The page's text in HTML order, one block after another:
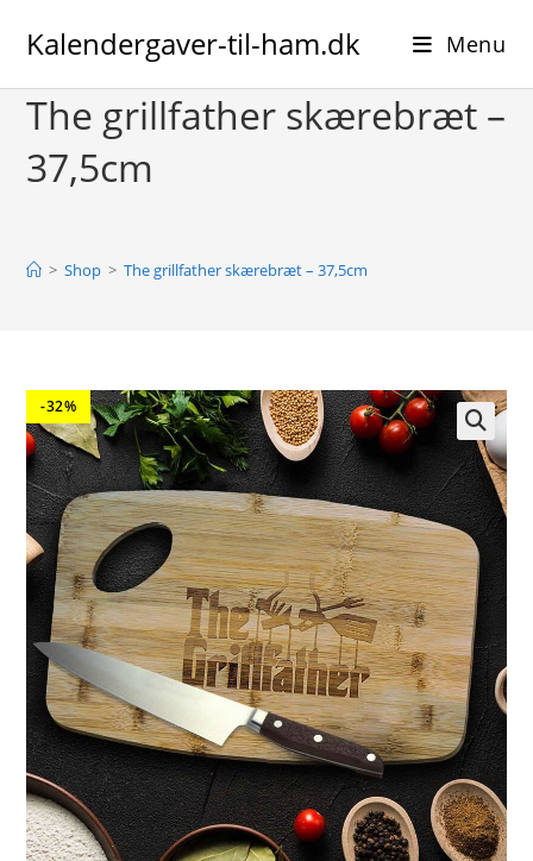
Kalendergaver-til-ham.dk Menu
The grillfather skærebræt –
37,5cm
> Shop > The grillfather skærebræt – 37,5cm
-32%
🔍